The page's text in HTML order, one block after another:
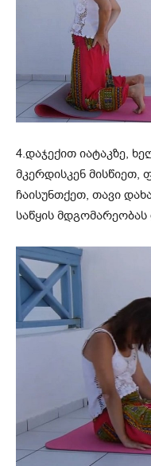
4.დაჯექით იატაკზე,
მკერდისკენ მისწიეთ,
ჩაისუნთქეთ, თავი
საწყის